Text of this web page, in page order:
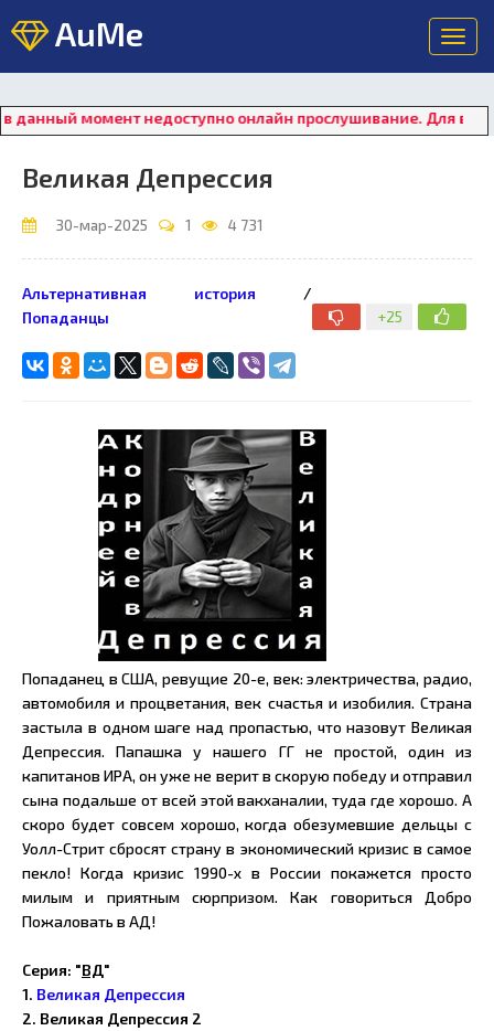
AuMe
момент недоступно онлайн прослушивание. Для
Великая Депрессия
30-мар-2025 1 4 731
+25
Альтернативная история /
Попаданцы
Попаданец в США, ревущие 20-е, век: электричества, радио,
автомобиля и процветания, век счастья и изобилия. Страна
застыла в одном шаге над пропастью, что назовут Великая
Депрессия. Папашка у нашего ГГ не простой, один из
капитанов ИРА, он уже не верит в скорую победу и отправил
сына подальше от всей этой вакханалии, туда где хорошо. А
скоро будет совсем хорошо, когда обезумевшие дельцы с
Уолл-Стрит сбросят страну в экономический кризис в самое
пекло! Когда кризис 1990-х в России покажется просто
милым и приятным сюрпризом. Как говориться Добро
Пожаловать в АД!
Серия: "ВД"
1. Великая Депрессия
2. Великая Депрессия 2